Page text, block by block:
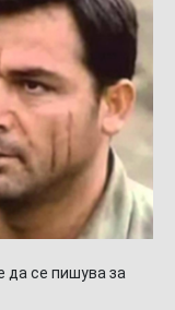
да се пишува за